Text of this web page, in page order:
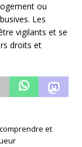
ou
Les
vigilants et se
droits et
et